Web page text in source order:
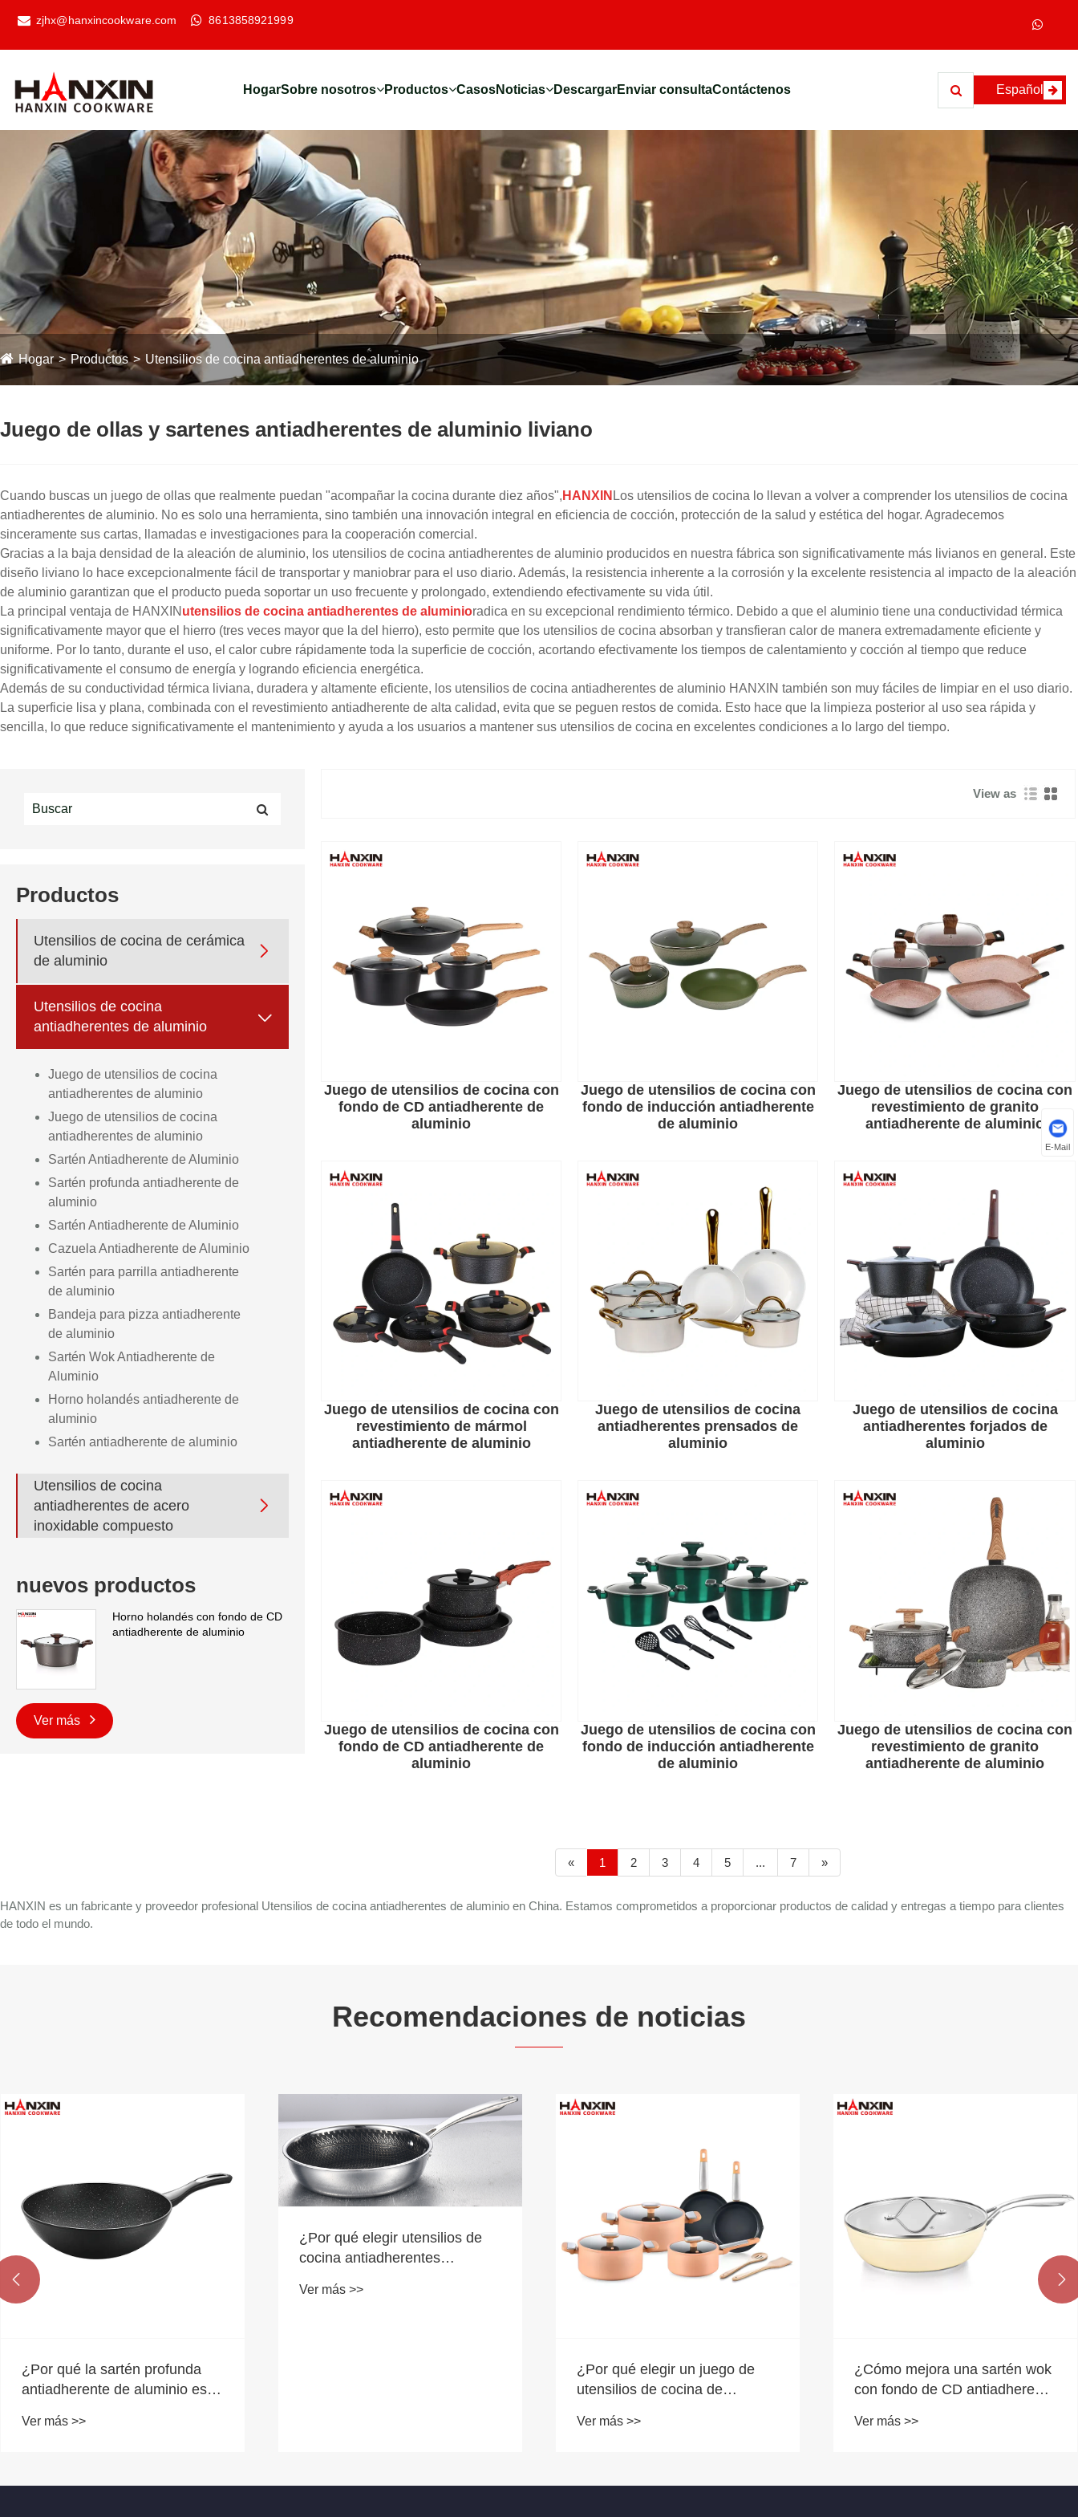
zjhx@hanxincookware.com 8613858921999
HogarSobre nosotros Productos CasosNoticias DescargarEnviar consultaContáctenos Español
Hogar Productos Utensilios de cocina antiadherentes de aluminio
Juego de ollas y sartenes antiadherentes de aluminio liviano
Cuando buscas un juego de ollas que realmente puedan "acompañar la cocina durante diez años", HANXIN Los utensilios de cocina lo llevan a volver a comprender los utensilios de cocina
antiadherentes de aluminio. No es solo una herramienta, sino también una innovación integral en eficiencia de cocción, protección de la salud y estética del hogar. Agradecemos
sinceramente sus cartas, llamadas e investigaciones para la cooperación comercial.
Gracias a la baja densidad de la aleación de aluminio, los utensilios de cocina antiadherentes de aluminio producidos en nuestra fábrica son significativamente más livianos en general. Este
diseño liviano lo hace excepcionalmente fácil de transportar y maniobrar para el uso diario. Además, la resistencia inherente a la corrosión y la excelente resistencia al impacto de la aleación
de aluminio garantizan que el producto pueda soportar un uso frecuente y prolongado, extendiendo efectivamente su vida útil.
La principal ventaja de HANXIN utensilios de cocina antiadherentes de aluminioradica en su excepcional rendimiento térmico. Debido a que el aluminio tiene una conductividad térmica
significativamente mayor que el hierro (tres veces mayor que la del hierro), esto permite que los utensilios de cocina absorban y transfieran calor de manera extremadamente eficiente y
uniforme. Por lo tanto, durante el uso, el calor cubre rápidamente toda la superficie de cocción, acortando efectivamente los tiempos de calentamiento y cocción al tiempo que reduce
significativamente el consumo de energía y logrando eficiencia energética.
Además de su conductividad térmica liviana, duradera y altamente eficiente, los utensilios de cocina antiadherentes de aluminio HANXIN también son muy fáciles de limpiar en el uso diario.
La superficie lisa y plana, combinada con el revestimiento antiadherente de alta calidad, evita que se peguen restos de comida. Esto hace que la limpieza posterior al uso sea rápida y
sencilla, lo que reduce significativamente el mantenimiento y ayuda a los usuarios a mantener sus utensilios de cocina en excelentes condiciones a lo largo del tiempo.
Productos
Utensilios de cocina de cerámica
de aluminio

Utensilios de cocina
antiadherentes de aluminio

Juego de utensilios de cocina
antiadherentes de aluminio
Juego de utensilios de cocina
antiadherentes de aluminio
Sartén Antiadherente de Aluminio
Sartén profunda antiadherente de
aluminio
Sartén Antiadherente de Aluminio
Cazuela Antiadherente de Aluminio
Sartén para parrilla antiadherente
de aluminio
Bandeja para pizza antiadherente
de aluminio
Sartén Wok Antiadherente de
Aluminio
Horno holandés antiadherente de
aluminio
Sartén antiadherente de aluminio
Utensilios de cocina
antiadherentes de acero
inoxidable compuesto

nuevos productos
Horno holandés con fondo de CD
antiadherente de aluminio
Ver más
View as
Juego de utensilios de cocina con
fondo de CD antiadherente de
aluminio
Juego de utensilios de cocina con
fondo de inducción antiadherente
de aluminio
Juego de utensilios de cocina con
revestimiento de granito
antiadherente de aluminio
Juego de utensilios de cocina con
revestimiento de mármol
antiadherente de aluminio
Juego de utensilios de cocina
antiadherentes prensados ​​​​de
aluminio
Juego de utensilios de cocina
antiadherentes forjados de
aluminio
Juego de utensilios de cocina con
fondo de CD antiadherente de
aluminio
Juego de utensilios de cocina con
fondo de inducción antiadherente
de aluminio
Juego de utensilios de cocina con
revestimiento de granito
antiadherente de aluminio
« 1 2 3 4 5 ... 7 »
HANXIN es un fabricante y proveedor profesional Utensilios de cocina antiadherentes de aluminio en China. Estamos comprometidos a proporcionar productos de calidad y entregas a tiempo para clientes
de todo el mundo.
Recomendaciones de noticias
¿Por qué la sartén profunda
antiadherente de aluminio es la
moderna?
Ver más >>
¿Por qué elegir utensilios de
cocina antiadherentes
capas para cocinas modernas?
Ver más >>
¿Por qué elegir un juego de
utensilios de cocina de
cocina moderna?
Ver más >>
¿Cómo mejora una sartén wok
con fondo de CD antiadherente
la fritura?
Ver más >>
 
E-Mail